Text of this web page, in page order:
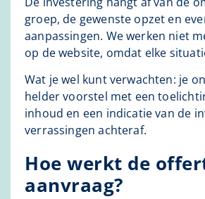
groep, de gewenste opzet en
aanpassingen. We werken niet
op de website, omdat elke
Wat je wel kunt verwachten: je
helder voorstel met een
inhoud en een indicatie van de
verrassingen achteraf.
Hoe werkt de
aanvraag?